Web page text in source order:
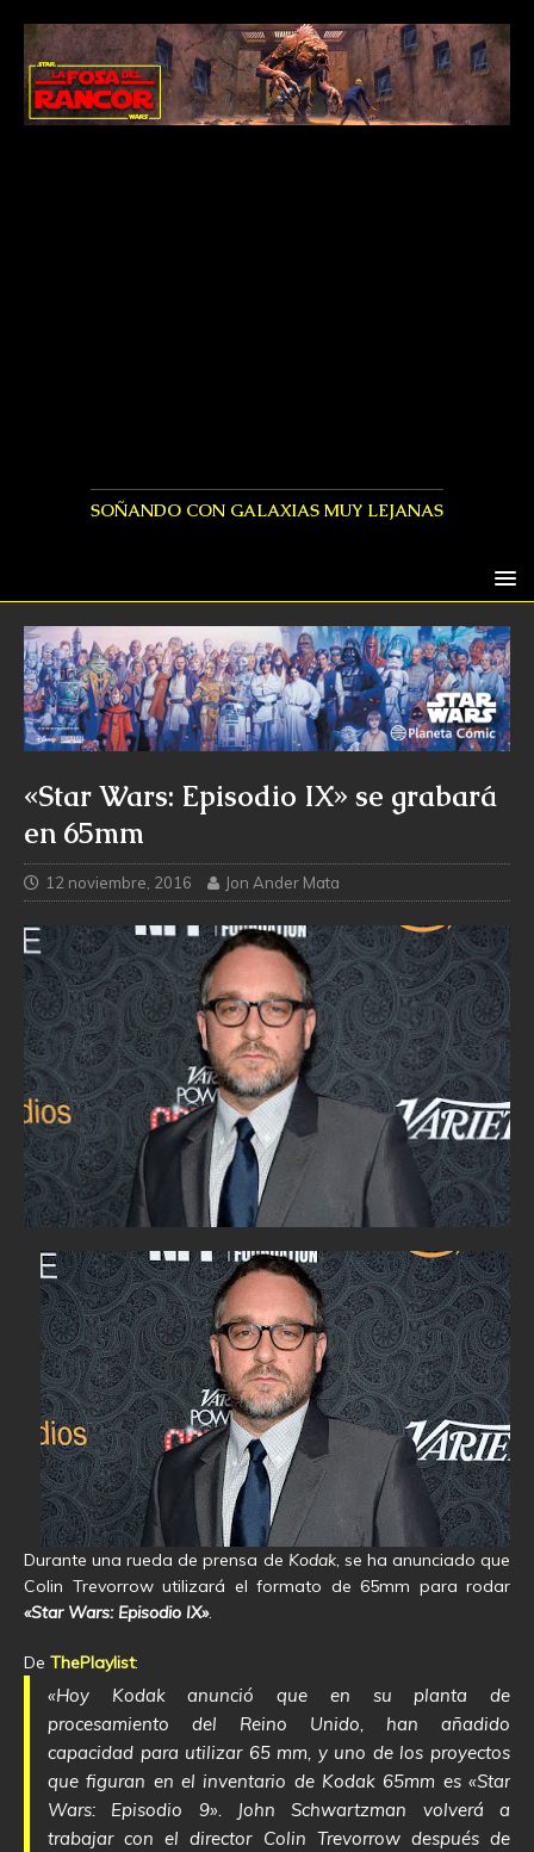
SOÑANDO CON GALAXIAS MUY LEJANAS
«Star Wars: Episodio IX» se grabará
en 65mm
12 noviembre, 2016 Jon Ander Mata
Durante una rueda de prensa de Kodak, se ha anunciado que
Colin Trevorrow utilizará el formato de 65mm para rodar
«Star Wars: Episodio IX».
De ThePlaylist:
«Hoy Kodak anunció que en su planta de
procesamiento del Reino Unido, han añadido
capacidad para utilizar 65 mm, y uno de los proyectos
que figuran en el inventario de Kodak 65mm es «Star
Wars: Episodio 9». John Schwartzman volverá a
trabajar con el director Colin Trevorrow después de